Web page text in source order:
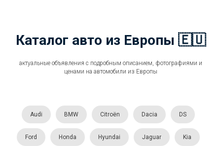
Каталог авто из Европы 🇪🇺
актуальные объявления с подробным описанием, фотографиями и
ценами на автомобили из Европы
Audi BMW Citroën Dacia DS
Ford Honda Hyundai Jaguar Kia